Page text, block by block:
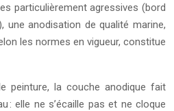
particulièrement agressives (bord
une anodisation de qualité marine,
les normes en vigueur, constitue
peinture, la couche anodique fait
: elle ne s’écaille pas et ne cloque